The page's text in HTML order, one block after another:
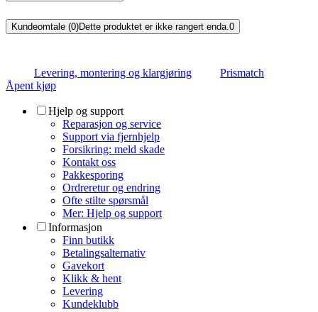
Kundeomtale (0)Dette produktet er ikke rangert enda.0
Levering, montering og klargjøring
Prismatch
Åpent kjøp
Hjelp og support
Reparasjon og service
Support via fjernhjelp
Forsikring: meld skade
Kontakt oss
Pakkesporing
Ordreretur og endring
Ofte stilte spørsmål
Mer: Hjelp og support
Informasjon
Finn butikk
Betalingsalternativ
Gavekort
Klikk & hent
Levering
Kundeklubb